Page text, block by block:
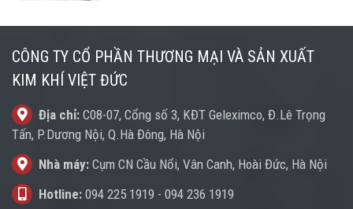
CÔNG TY CỔ PHẦN THƯƠNG MẠI VÀ SẢN XUẤT
KIM KHÍ VIỆT ĐỨC
Địa chỉ: C08-07, Cổng số 3, KĐT Geleximco, Đ.Lê Trọng
Tấn, P.Dương Nội, Q.Hà Đông, Hà Nội
Nhà máy: Cụm CN Cầu Nổi, Vân Canh, Hoài Đức, Hà Nội
Hotline: 094 225 1919 - 094 236 1919